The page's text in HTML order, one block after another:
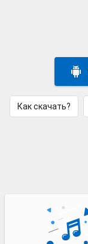
Как скачать?